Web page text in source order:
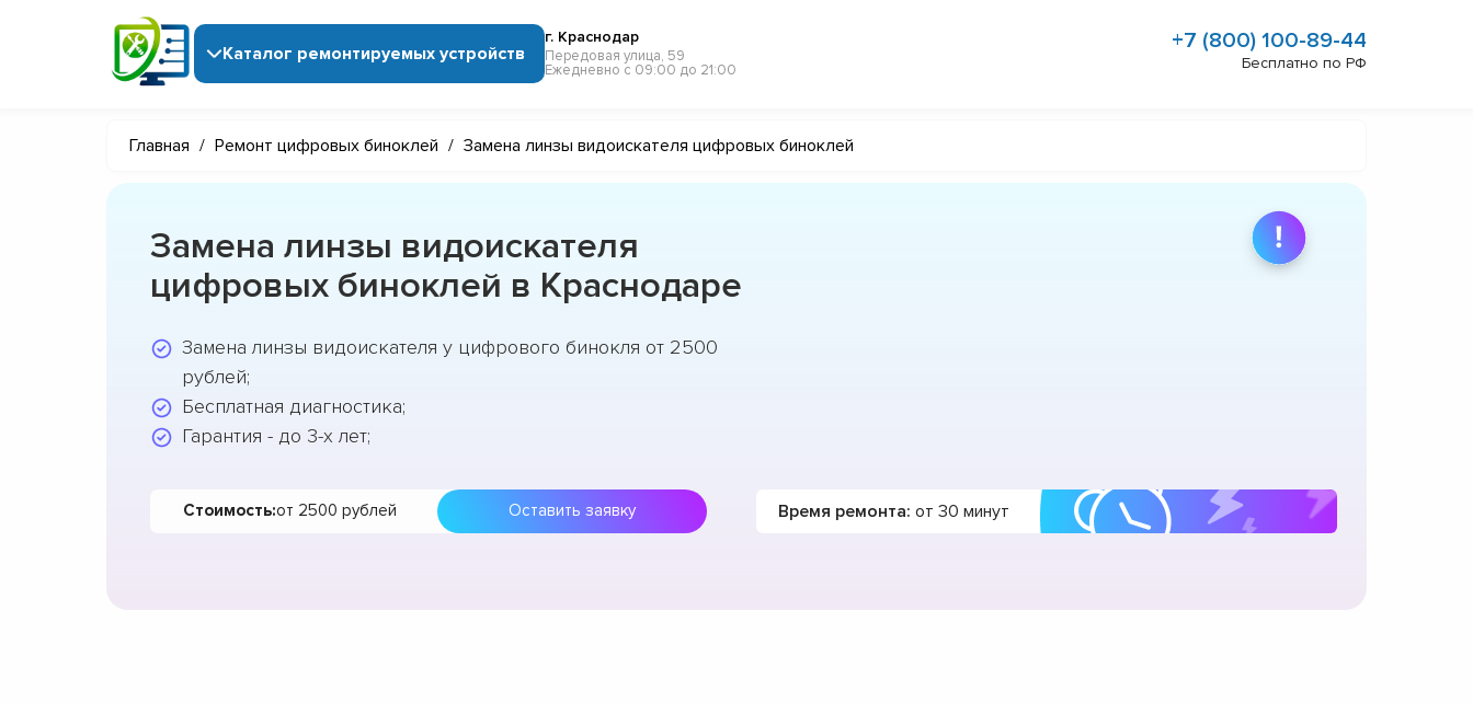
Каталог ремонтируемых устройств
г. Краснодар
Передовая улица, 59
Ежедневно с 09:00 до 21:00
+7 (800) 100-89-44
Бесплатно по РФ
Главная / Ремонт цифровых биноклей / Замена линзы видоискателя цифровых биноклей
Замена линзы видоискателя
цифровых биноклей в Краснодаре
Замена линзы видоискателя у цифрового бинокля от 2500
рублей;
Бесплатная диагностика;
Гарантия - до 3-х лет;
Стоимость:от 2500 рублей Оставить заявку Время ремонта: от 30 минут